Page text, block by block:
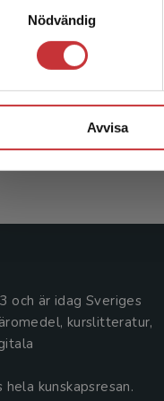
Nödvändig
Avvisa
Lantz,
Exkl.
och är idag Sveriges
kurslitteratur,
kunskapsresan.